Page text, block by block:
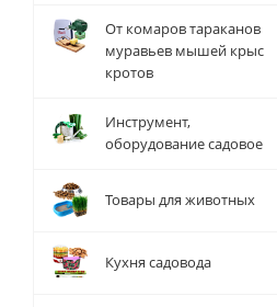
От комаров тараканов
муравьев мышей крыс
кротов
Инструмент,
оборудование садовое
Товары для животных
Кухня садовода